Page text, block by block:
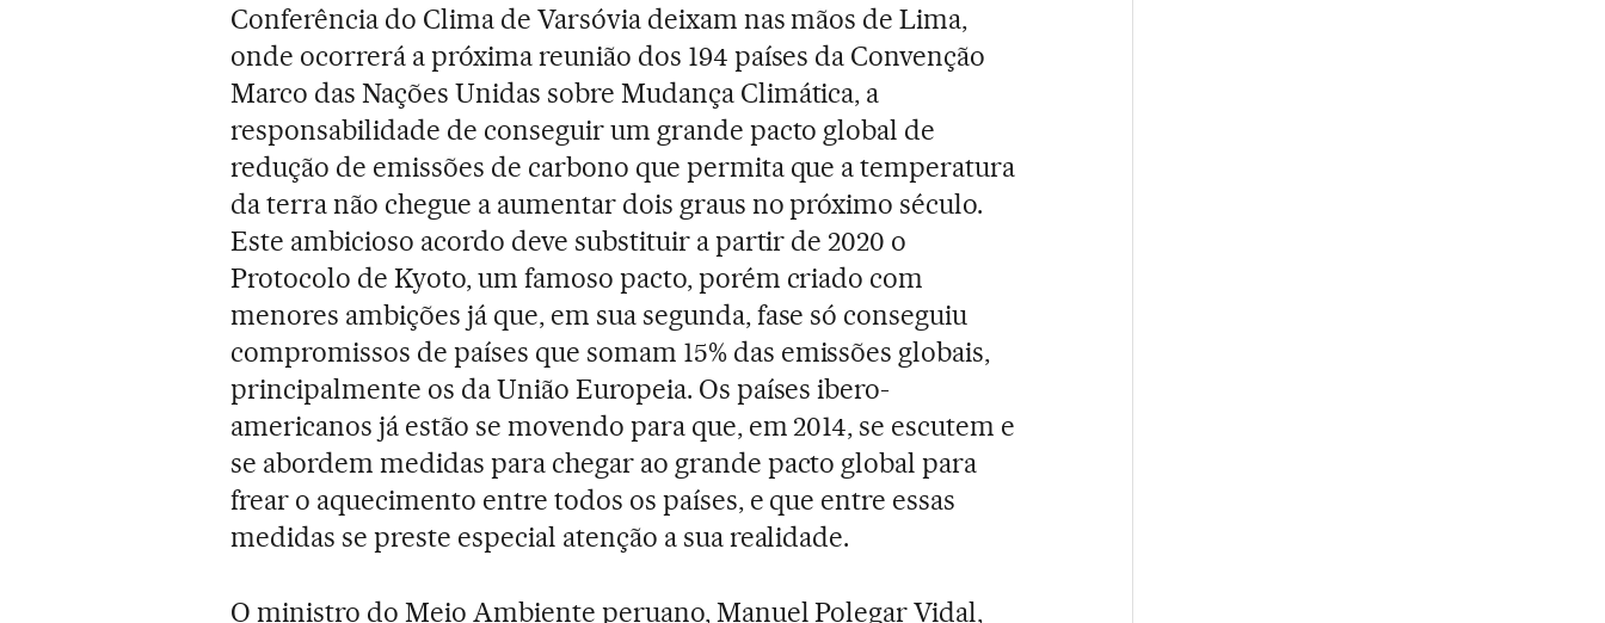
Conferência do Clima de Varsóvia deixam nas mãos de Lima,
onde ocorrerá a próxima reunião dos 194 países da Convenção
Marco das Nações Unidas sobre Mudança Climática, a
responsabilidade de conseguir um grande pacto global de
redução de emissões de carbono que permita que a temperatura
da terra não chegue a aumentar dois graus no próximo século.
Este ambicioso acordo deve substituir a partir de 2020 o
Protocolo de Kyoto, um famoso pacto, porém criado com
menores ambições já que, em sua segunda, fase só conseguiu
compromissos de países que somam 15% das emissões globais,
principalmente os da União Europeia. Os países ibero-
americanos já estão se movendo para que, em 2014, se escutem e
se abordem medidas para chegar ao grande pacto global para
frear o aquecimento entre todos os países, e que entre essas
medidas se preste especial atenção a sua realidade.
O ministro do Meio Ambiente peruano, Manuel Polegar Vidal,